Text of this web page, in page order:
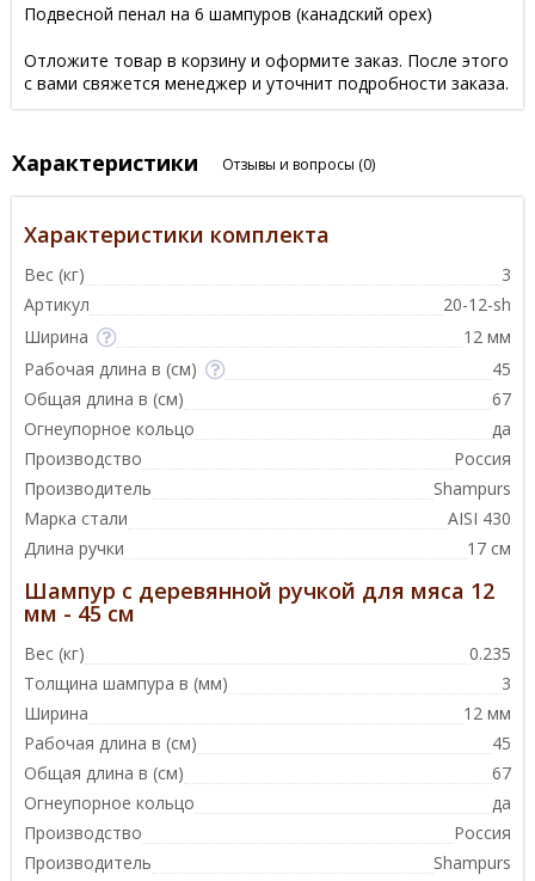
Подвесной пенал на 6 шампуров (канадский орех)
Отложите товар в корзину и оформите заказ. После этого
с вами свяжется менеджер и уточнит подробности заказа.
Характеристики Отзывы и вопросы (0)
Характеристики комплекта
Вес (кг)
3
Артикул
20-12-sh
Ширина
12 мм
Рабочая длина в (см)
45
Общая длина в (см)
67
Огнеупорное кольцо
да
Производство
Россия
Производитель
Shampurs
Марка стали
AISI 430
Длина ручки
17 см
Шампур с деревянной ручкой для мяса 12
мм - 45 см
Вес (кг)
0.235
Толщина шампура в (мм)
3
Ширина
12 мм
Рабочая длина в (см)
45
Общая длина в (см)
67
Огнеупорное кольцо
да
Производство
Россия
Производитель
Shampurs